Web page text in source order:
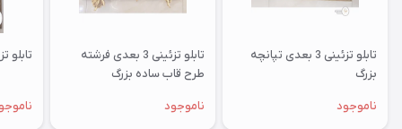
تابلو تزئینی 3 بعدی تپانچه
بزرگ
ناموجود
تابلو تزئینی 3 بعدی فرشته
طرح قاب ساده بزرگ
ناموجود
تابلو تزئینی 3